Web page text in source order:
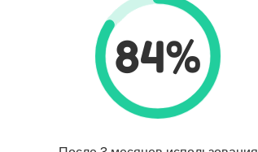
84%